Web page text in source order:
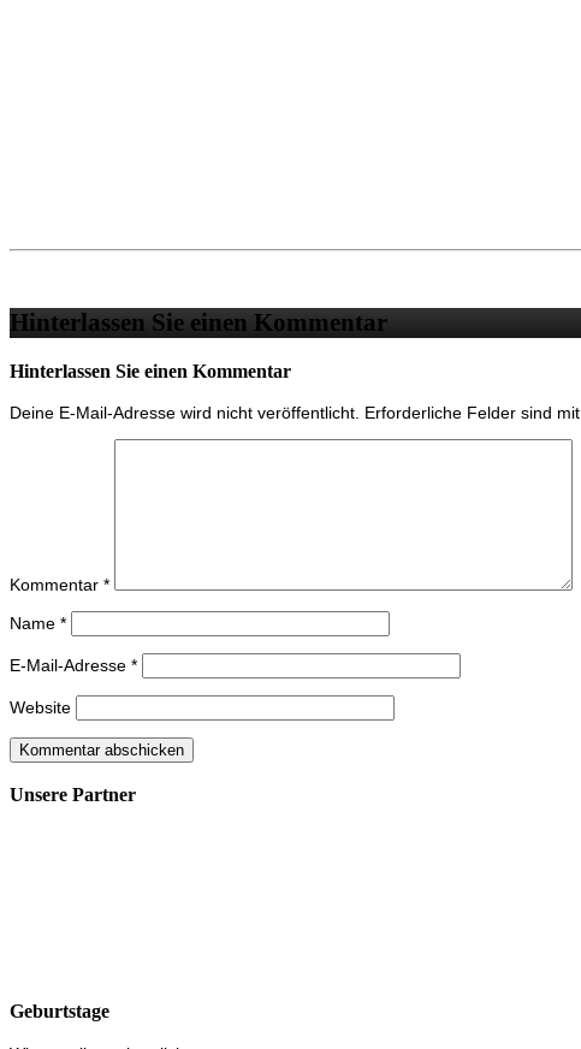
Hinterlassen Sie einen Kommentar
Hinterlassen Sie einen Kommentar
Deine E-Mail-Adresse wird nicht veröffentlicht. Erforderliche Felder sind mit
Kommentar *
Name *
E-Mail-Adresse *
Website
Unsere Partner
Geburtstage